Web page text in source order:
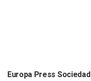
Europa Press Sociedad